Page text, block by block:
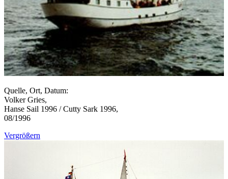
Quelle, Ort, Datum:
Volker Gries,
Hanse Sail 1996 / Cutty Sark 1996,
08/1996
Vergrößern